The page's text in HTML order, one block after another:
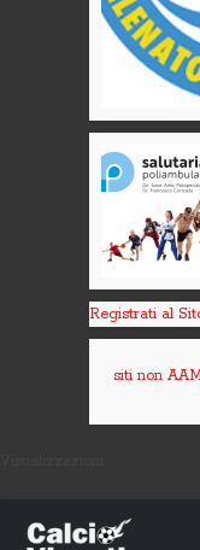
Registrati al
siti non